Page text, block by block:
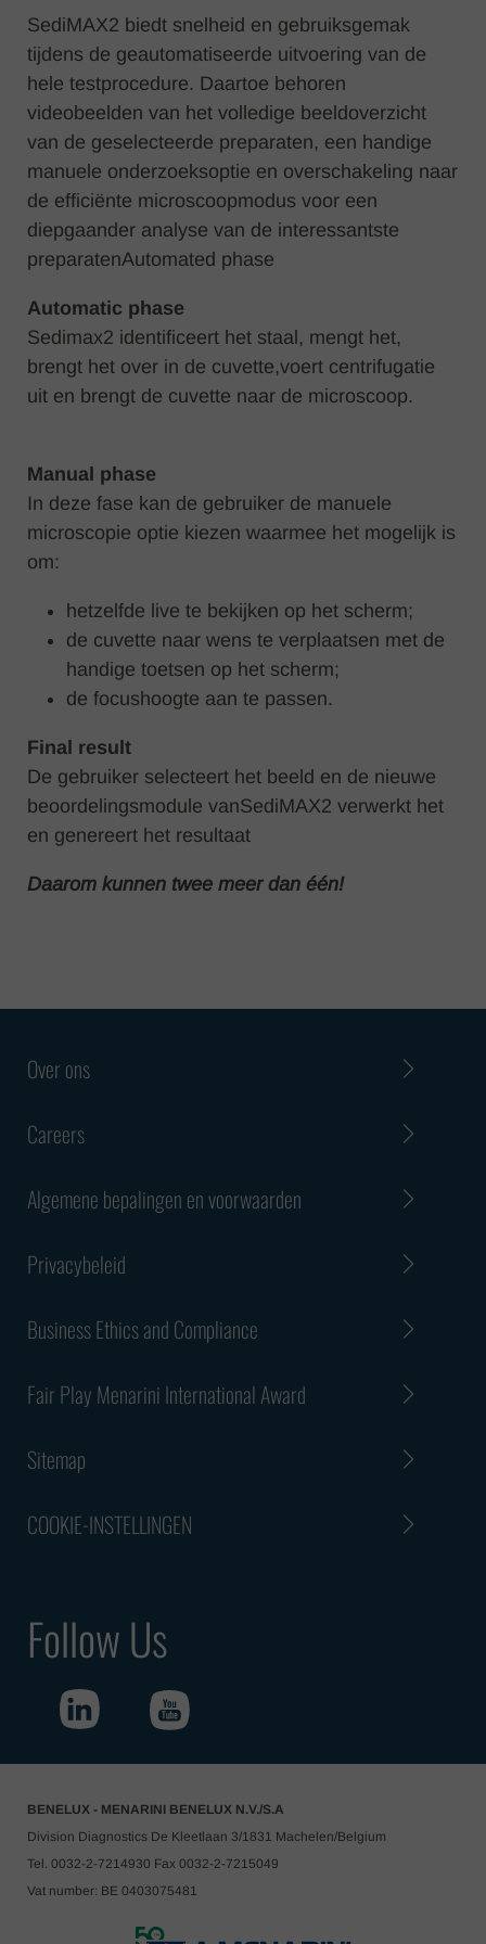
SediMAX2 biedt snelheid en gebruiksgemak
tijdens de geautomatiseerde uitvoering van de
hele testprocedure. Daartoe behoren
videobeelden van het volledige beeldoverzicht
van de geselecteerde preparaten, een handige
manuele onderzoeksoptie en overschakeling naar
de efficiënte microscoopmodus voor een
diepgaander analyse van de interessantste
preparatenAutomated phase
Automatic phase
Sedimax2 identificeert het staal, mengt het,
brengt het over in de cuvette,voert centrifugatie
uit en brengt de cuvette naar de microscoop.
Manual phase
In deze fase kan de gebruiker de manuele
microscopie optie kiezen waarmee het mogelijk is
om:
hetzelfde live te bekijken op het scherm;
de cuvette naar wens te verplaatsen met de
handige toetsen op het scherm;
de focushoogte aan te passen.
Final result
De gebruiker selecteert het beeld en de nieuwe
beoordelingsmodule vanSediMAX2 verwerkt het
en genereert het resultaat
Daarom kunnen twee meer dan één!
Over ons
Careers
Algemene bepalingen en voorwaarden
Privacybeleid
Business Ethics and Compliance
Fair Play Menarini International Award
Sitemap
COOKIE-INSTELLINGEN
Follow Us
BENELUX - MENARINI BENELUX N.V./S.A
Division Diagnostics De Kleetlaan 3/1831 Machelen/Belgium
Tel. 0032-2-7214930 Fax 0032-2-7215049
Vat number: BE 0403075481